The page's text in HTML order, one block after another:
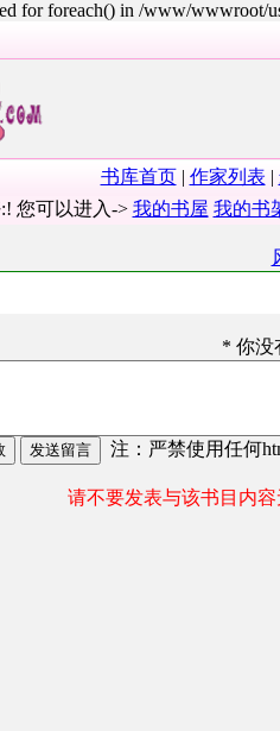
for foreach() in /www/wwwroot/
书库首页| 作家列表 |
您可以进入-> 我的书屋 我的书
* 你没
注：严禁使用任何
请不要发表与该书目内